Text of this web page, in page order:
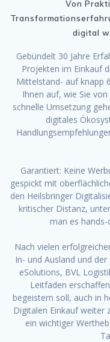
Von
digital
Gebündelt 30 Jahre
Projekten im Einkauf
Mittelstand- auf knapp
Ihnen auf, wie Sie
schnelle Umsetzung
digitales
Garantiert: Keine
gespickt mit
den Heilsbringer
kritischer Distanz,
man es
Nach vielen
In- und Ausland und
eSolutions, BVL
Leitfaden
begeistern soll, auch in
Digitalen Einkauf weiter
ein wichtiger